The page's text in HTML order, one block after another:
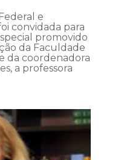
e
convidada para
promovido
da Faculdade
da coordenadora
a professora